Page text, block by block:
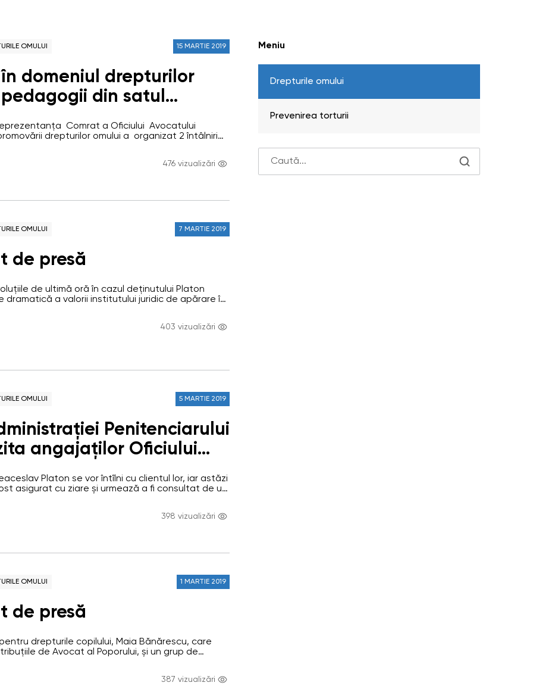
OMULUI 15 MARTIE 2019
în domeniul drepturilor
din satul
Comrat a Oficiului Avocatului
drepturilor omului a organizat 2 întâlniri
Avocatului Poporului și ale Avocatului Poporului
476 vizualizări
OMULUI 7 MARTIE 2019
de presă
de ultimă oră în cazul deținutului Platon
dramatică a valorii institutului juridic de apărare în
Platon, prin asigurarea accesului imediat al
403 vizualizări
OMULUI 5 MARTIE 2019
Penitenciarului
angajaților Oficiului
Platon se vor întîlni cu clientul lor, iar astăzi
asigurat cu ziare și urmează a fi consultat de un
asigură temporar atribuțiile de Avocat al…
398 vizualizări
OMULUI 1 MARTIE 2019
de presă
drepturile copilului, Maia Bănărescu, care
de Avocat al Poporului, și un grup de
penitenciare. Ombudsmanul și
387 vizualizări
Meniu
Drepturile omului
Prevenirea torturii